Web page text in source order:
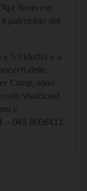
Rovereto
patrocinio del
5 (ridotto) e a
delle
Camp, sono
Vivaticket
e
– 045 8006411